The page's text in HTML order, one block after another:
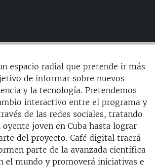
LA VIVIENDA EN CUBA
HIALEAH
RUSA EN AMÉRICA LATINA
RUSIA A UCRANIA
espacio radial que pretende ir más
de informar sobre nuevos
y la tecnología. Pretendemos
interactivo entre el programa y
de las redes sociales, tratando
joven en Cuba hasta lograr
del proyecto. Café digital traerá
parte de la avanzada científica
el mundo y promoverá iniciativas e